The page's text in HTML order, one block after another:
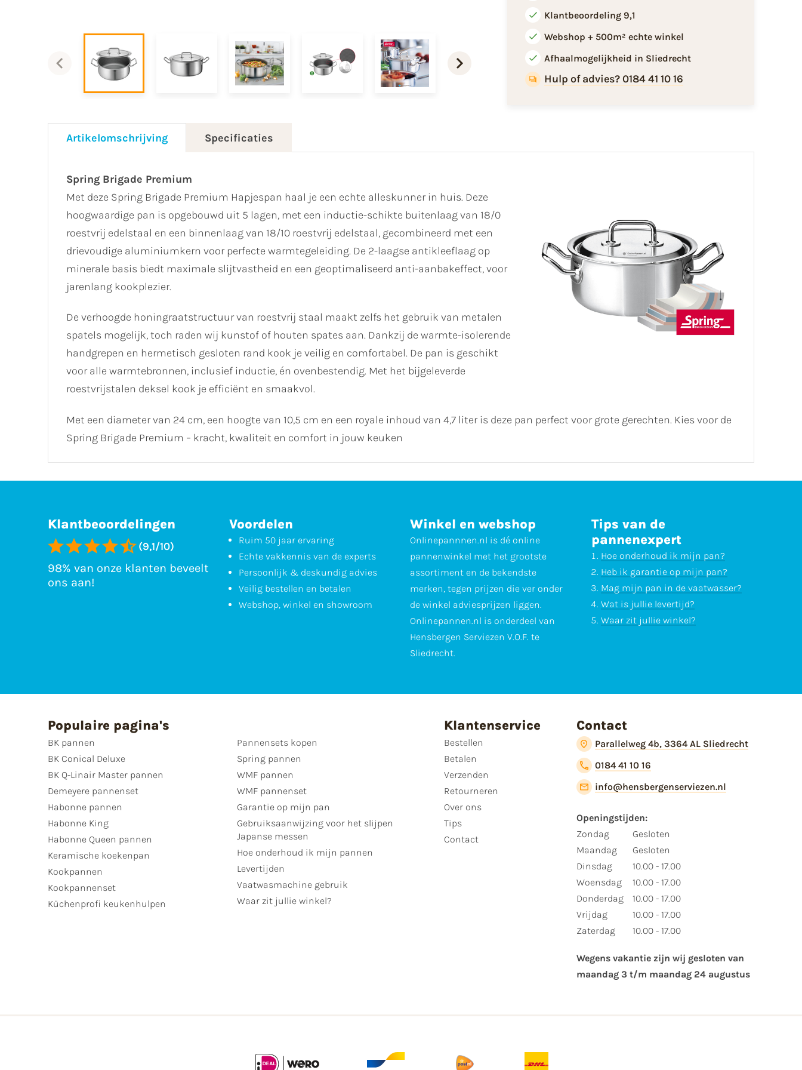
Klantbeoordeling 9,1
Webshop + 500m² echte winkel
Afhaalmogelijkheid in Sliedrecht
Hulp of advies? 0184 41 10 16
Artikelomschrijving Specificaties
Spring Brigade Premium
​Met deze Spring Brigade Premium Hapjespan haal je een echte alleskunner in huis. Deze
hoogwaardige pan is opgebouwd uit 5 lagen, met een inductie-schikte buitenlaag van 18/0
roestvrij edelstaal en een binnenlaag van 18/10 roestvrij edelstaal, gecombineerd met een
drievoudige aluminiumkern voor perfecte warmtegeleiding. De 2-laagse antikleeflaag op
minerale basis biedt maximale slijtvastheid en een geoptimaliseerd anti-aanbakeffect, voor
jarenlang kookplezier.
De verhoogde honingraatstructuur van roestvrij staal maakt zelfs het gebruik van metalen
spatels mogelijk, toch raden wij kunstof of houten spates aan. Dankzij de warmte-isolerende
handgrepen en hermetisch gesloten rand kook je veilig en comfortabel. De pan is geschikt
voor alle warmtebronnen, inclusief inductie, én ovenbestendig. Met het bijgeleverde
roestvrijstalen deksel kook je efficiënt en smaakvol.
Met een diameter van 24 cm, een hoogte van 10,5 cm en een royale inhoud van 4,7 liter is deze pan perfect voor grote gerechten. Kies voor de
Spring Brigade Premium – kracht, kwaliteit en comfort in jouw keuken
Klantbeoordelingen
(9,1/10)
98% van onze klanten beveelt
ons aan!
Voordelen
Ruim 50 jaar ervaring
Echte vakkennis van de experts
Persoonlijk & deskundig advies
Veilig bestellen en betalen
Webshop, winkel en showroom
Winkel en webshop
Onlinepannnen.nl is dé online
pannenwinkel met het grootste
assortiment en de bekendste
merken, tegen prijzen die ver onder
de winkel adviesprijzen liggen.
Onlinepannen.nl is onderdeel van
Hensbergen Serviezen V.O.F. te
Sliedrecht.
Tips van de
pannenexpert
Hoe onderhoud ik mijn pan?
Heb ik garantie op mijn pan?
Mag mijn pan in de vaatwasser?
Wat is jullie levertijd?
Waar zit jullie winkel?
Populaire pagina's
BK pannen
BK Conical Deluxe
BK Q-Linair Master pannen
Demeyere pannenset
Habonne pannen
Habonne King
Habonne Queen pannen
Keramische koekenpan
Kookpannen
Kookpannenset
Küchenprofi keukenhulpen
Pannensets kopen
Spring pannen
WMF pannen
WMF pannenset
Garantie op mijn pan
Gebruiksaanwijzing voor het slijpen
Japanse messen
Hoe onderhoud ik mijn pannen
Levertijden
Vaatwasmachine gebruik
Waar zit jullie winkel?
Klantenservice
Bestellen
Betalen
Verzenden
Retourneren
Over ons
Tips
Contact
Contact
Parallelweg 4b, 3364 AL Sliedrecht
0184 41 10 16
info@hensbergenserviezen.nl
Openingstijden:​
​Zondag
Maandag
Dinsdag
Woensdag
Donderdag
Vrijdag
Zaterdag
Gesloten
Gesloten
10.00 - 17.00
10.00 - 17.00
10.00 - 17.00
10.00 - 17.00
10.00 - 17.00
Wegens vakantie zijn wij gesloten van ​
maandag 3 t/m maandag 24 augustus